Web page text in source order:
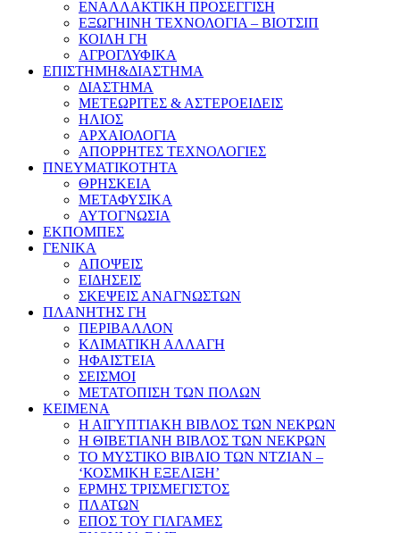
ΕΝΑΛΛΑΚΤΙΚΗ ΠΡΟΣΕΓΓΙΣΗ
ΕΞΩΓΗΙΝΗ ΤΕΧΝΟΛΟΓΙΑ – ΒΙΟΤΣΙΠ
ΚΟΙΛΗ ΓΗ
ΑΓΡΟΓΛΥΦΙΚΑ
ΕΠΙΣΤΗΜΗ&ΔΙΑΣΤΗΜΑ
ΔΙΑΣΤΗΜΑ
ΜΕΤΕΩΡΙΤΕΣ & ΑΣΤΕΡΟΕΙΔΕΙΣ
ΗΛΙΟΣ
ΑΡΧΑΙΟΛΟΓΙΑ
ΑΠΟΡΡΗΤΕΣ ΤΕΧΝΟΛΟΓΙΕΣ
ΠΝΕΥΜΑΤΙΚΟΤΗΤΑ
ΘΡΗΣΚΕΙΑ
ΜΕΤΑΦΥΣΙΚΑ
ΑΥΤΟΓΝΩΣΙΑ
ΕΚΠΟΜΠΕΣ
ΓΕΝΙΚΑ
ΑΠΟΨΕΙΣ
ΕΙΔΗΣΕΙΣ
ΣΚΕΨΕΙΣ ΑΝΑΓΝΩΣΤΩΝ
ΠΛΑΝΗΤΗΣ ΓΗ
ΠΕΡΙΒΑΛΛΟΝ
ΚΛΙΜΑΤΙΚΗ ΑΛΛΑΓΗ
ΗΦΑΙΣΤΕΙΑ
ΣΕΙΣΜΟΙ
ΜΕΤΑΤΟΠΙΣΗ ΤΩΝ ΠΟΛΩΝ
ΚΕΙΜΕΝΑ
Η ΑΙΓΥΠΤΙΑΚΗ ΒΙΒΛΟΣ ΤΩΝ ΝΕΚΡΩΝ
Η ΘΙΒΕΤΙΑΝΗ ΒΙΒΛΟΣ ΤΩΝ ΝΕΚΡΩΝ
ΤΟ ΜΥΣΤΙΚΟ ΒΙΒΛΙΟ ΤΩΝ ΝΤΖΙΑΝ –
‘ΚΟΣΜΙΚΗ ΕΞΕΛΙΞΗ’
ΕΡΜΗΣ ΤΡΙΣΜΕΓΙΣΤΟΣ
ΠΛΑΤΩΝ
ΕΠΟΣ ΤΟΥ ΓΙΛΓΑΜΕΣ